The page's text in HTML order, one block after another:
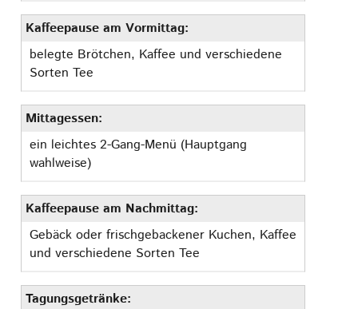
Kaffeepause am Vormittag:
belegte Brötchen, Kaffee und verschiedene
Sorten Tee
Mittagessen:
ein leichtes 2-Gang-Menü (Hauptgang
wahlweise)
Kaffeepause am Nachmittag:
Gebäck oder frischgebackener Kuchen, Kaffee
und verschiedene Sorten Tee
Tagungsgetränke: